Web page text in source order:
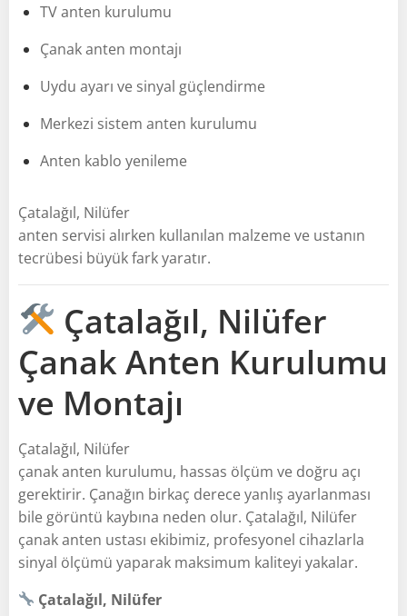
TV anten kurulumu
Çanak anten montajı
Uydu ayarı ve sinyal güçlendirme
Merkezi sistem anten kurulumu
Anten kablo yenileme
Çatalağıl, Nilüfer
anten servisi alırken kullanılan malzeme ve ustanın
tecrübesi büyük fark yaratır.
Çatalağıl, Nilüfer
Çanak Anten Kurulumu
ve Montajı
Çatalağıl, Nilüfer
çanak anten kurulumu, hassas ölçüm ve doğru açı
gerektirir. Çanağın birkaç derece yanlış ayarlanması
bile görüntü kaybına neden olur. Çatalağıl, Nilüfer
çanak anten ustası ekibimiz, profesyonel cihazlarla
sinyal ölçümü yaparak maksimum kaliteyi yakalar.
Çatalağıl, Nilüfer